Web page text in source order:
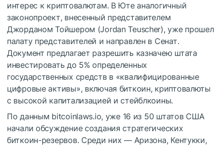
интерес к криптовалютам. В Юте аналогичный
законопроект, внесенный представителем
Джорданом Тойшером (Jordan Teuscher), уже прошел
палату представителей и направлен в Сенат.
Документ предлагает разрешить казначею штата
инвестировать до 5% определенных
государственных средств в «квалифицированные
цифровые активы», включая биткоин, криптовалюты
с высокой капитализацией и стейблкоины.
По данным bitcoinlaws.io, уже 16 из 50 штатов США
начали обсуждение создания стратегических
биткоин-резервов. Среди них — Аризона, Кентукки,